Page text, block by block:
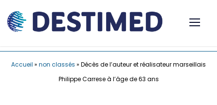
Accueil » non classés » Décès de l’auteur et réalisateur marseillais
Philippe Carrese à l’âge de 63 ans